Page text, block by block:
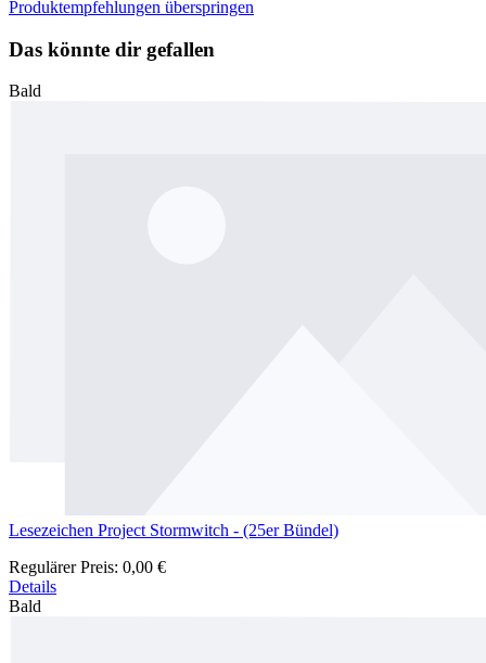
Produktempfehlungen überspringen
Das könnte dir gefallen
Bald
Lesezeichen Project Stormwitch - (25er Bündel)
Regulärer Preis: 0,00 €
Details
Bald